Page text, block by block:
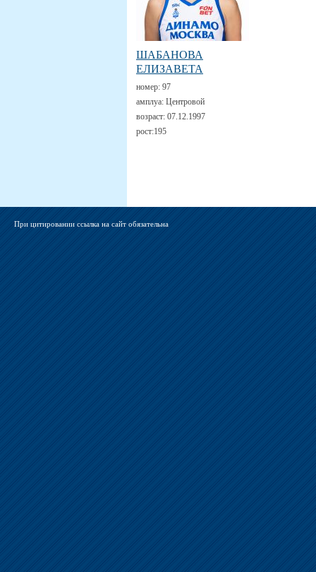
ШАБАНОВА
ЕЛИЗАВЕТА
номер: 97
амплуа: Центровой
возраст: 07.12.1997
рост:195
При цитировании ссылка на сайт обязательна